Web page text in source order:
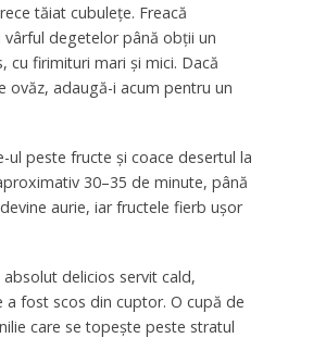
tăiat cubulețe. Freacă
vârful degetelor până obții un
cu firimituri mari și mici. Dacă
ovăz, adaugă-i acum pentru un
ul peste fructe și coace desertul la
30–35 de minute, până
aurie, iar fructele fierb ușor
delicios servit cald,
a fost scos din cuptor. O cupă de
care se topește peste stratul